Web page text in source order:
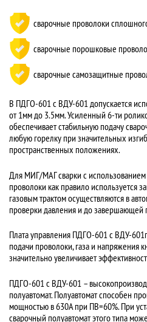
сварочные проволоки
сварочные порошковые
сварочные самозащитные
В ПДГО-601 с ВДУ-601 допускается
от 1мм до 3.5мм. Усиленный 6-ти
обеспечивает стабильную подачу
любую горелку при значительных
пространственных положениях.
Для МИГ/МАГ сварки с
проволоки как правило используется
газовым трактом осуществляются в
проверки давления и до завершающей
Плата управления ПДГО-601 с ВДУ-
подачи проволоки, газа и напряжения
значительно увеличивает
ПДГО-601 с ВДУ-601 –
полуавтомат. Полуавтомат способен
мощностью в 630А при ПВ=60%. При
сварочный полуавтомат этого типа